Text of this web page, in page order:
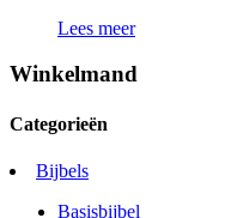
Lees meer
Winkelmand
Categorieën
Bijbels
Basisbijbel